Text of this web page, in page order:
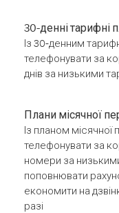
30-денні тарифні
Із 30-денним
телефонувати за
днів за низькими
Плани місячної
Із планом
телефонувати за
номери за
поповнювати
економити на
разі